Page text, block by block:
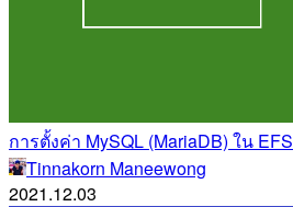
การตั้งค่า MySQL (MariaDB) ใน EFS
Tinnakorn Maneewong
2021.12.03